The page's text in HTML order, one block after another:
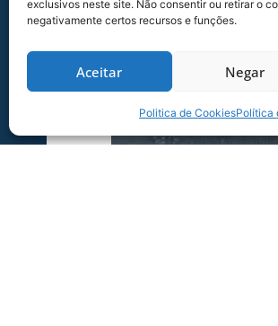
exclusivos neste site. Não consentir ou retirar o
negativamente certos recursos e funções.
Aceitar Negar
Politica de CookiesPolítica